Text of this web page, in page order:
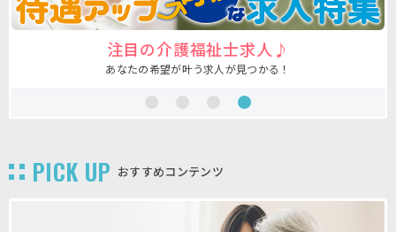
注目の介護福祉士求人♪
あなたの希望が叶う求人が見つかる！
PICK UP おすすめコンテンツ